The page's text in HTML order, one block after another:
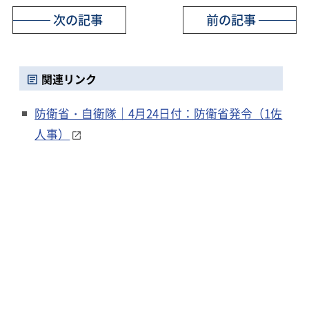
前の記事
次の記事
関連リンク
防衛省・自衛隊｜4月24日付：防衛省発令（1佐
人事）